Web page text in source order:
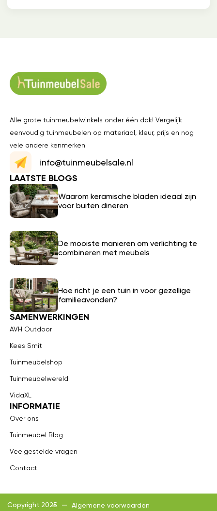
Alle grote tuinmeubelwinkels onder één dak! Vergelijk
eenvoudig tuinmeubelen op materiaal, kleur, prijs en nog
vele andere kenmerken.
info@tuinmeubelsale.nl
LAATSTE BLOGS
Waarom keramische bladen ideaal zijn
voor buiten dineren
De mooiste manieren om verlichting te
combineren met meubels
Hoe richt je een tuin in voor gezellige
familieavonden?
SAMENWERKINGEN
AVH Outdoor
Kees Smit
Tuinmeubelshop
Tuinmeubelwereld
VidaXL
INFORMATIE
Over ons
Tuinmeubel Blog
Veelgestelde vragen
Contact
Copyright 2025 Algemene voorwaarden